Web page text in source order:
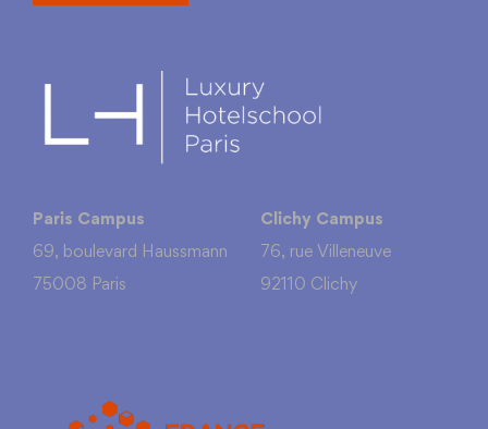
Paris Campus
69, boulevard Haussmann
75008 Paris
Clichy Campus
76, rue Villeneuve
92110 Clichy